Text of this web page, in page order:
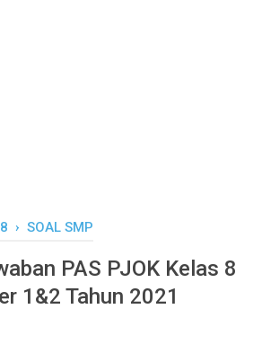
› SOAL SMP
PAS PJOK Kelas 8
1&2 Tahun 2021